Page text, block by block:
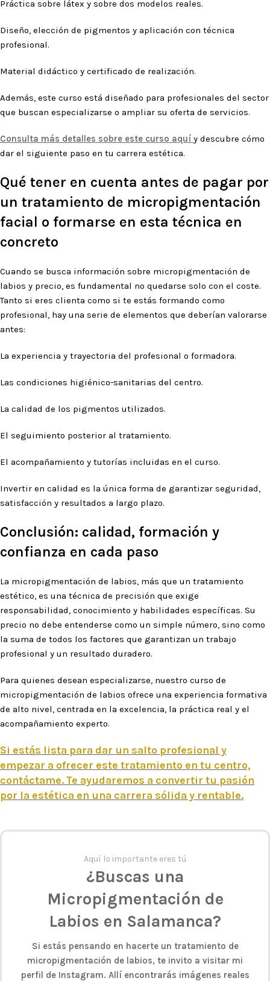
Práctica sobre látex y sobre dos modelos reales.
Diseño, elección de pigmentos y aplicación con técnica
profesional.
Material didáctico y certificado de realización.
Además, este curso está diseñado para profesionales del sector
que buscan especializarse o ampliar su oferta de servicios.
Consulta más detalles sobre este curso aquí y descubre cómo
dar el siguiente paso en tu carrera estética.
Qué tener en cuenta antes de pagar por
un tratamiento de micropigmentación
facial o formarse en esta técnica en
concreto
Cuando se busca información sobre micropigmentación de
labios y precio, es fundamental no quedarse solo con el coste.
Tanto si eres clienta como si te estás formando como
profesional, hay una serie de elementos que deberían valorarse
antes:
La experiencia y trayectoria del profesional o formadora.
Las condiciones higiénico-sanitarias del centro.
La calidad de los pigmentos utilizados.
El seguimiento posterior al tratamiento.
El acompañamiento y tutorías incluidas en el curso.
Invertir en calidad es la única forma de garantizar seguridad,
satisfacción y resultados a largo plazo.
Conclusión: calidad, formación y
confianza en cada paso
La micropigmentación de labios, más que un tratamiento
estético, es una técnica de precisión que exige
responsabilidad, conocimiento y habilidades específicas. Su
precio no debe entenderse como un simple número, sino como
la suma de todos los factores que garantizan un trabajo
profesional y un resultado duradero.
Para quienes desean especializarse, nuestro curso de
micropigmentación de labios ofrece una experiencia formativa
de alto nivel, centrada en la excelencia, la práctica real y el
acompañamiento experto.
Si estás lista para dar un salto profesional y
empezar a ofrecer este tratamiento en tu centro,
contáctame. Te ayudaremos a convertir tu pasión
por la estética en una carrera sólida y rentable.
Aquí lo importante eres tú
¿Buscas una
Micropigmentación de
Labios en Salamanca?
Si estás pensando en hacerte un tratamiento de
micropigmentación de labios, te invito a visitar mi
perfil de Instagram. Allí encontrarás imágenes reales